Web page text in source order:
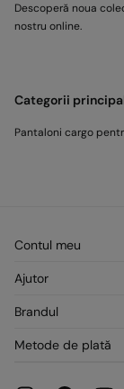
Descoperă noua
nostru online.
Categorii
Pantaloni cargo
Contul meu
Înregistrare
Adresele mele
Ajutor
Livrare
Brandul
Metode de plată